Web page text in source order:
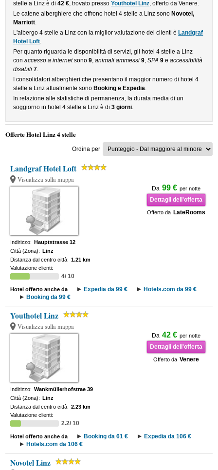
stelle a Linz è di42 €, trovato pressoYouthotel Linz, offerto da Venere.
Le catene alberghiere che offrono hotel 4 stelle a Linz sono Novotel,
Marriott.
L'albergo 4 stelle a Linz con la miglior valutazione dei clienti è Landgraf
Hotel Loft.
Per quanto riguarda le disponibilità di servizi, gli hotel 4 stelle a Linz
conaccesso a internetsono9,animali ammessi 9,SPA 9 eaccessibilità
disabili 7.
I consolidatori alberghieri che presentano il maggior numero di hotel 4
stelle a Linz attualmente sono Booking e Expedia.
In relazione alle statistiche di permanenza, la durata media di un
soggiorno in hotel 4 stelle a Linz è di3 giorni.
Offerte Hotel Linz 4 stelle
Ordina per
Landgraf Hotel Loft
Visualizza sulla mappa
Da 99 € per notte
Dettagli dell'offerta
Offerto da LateRooms
Indirizzo: Hauptstrasse 12
Città (Zona): Linz
Distanza dal centro città: 1.21 km
Valutazione clienti:
4/ 10
Hotel offerto anche da Expedia da 99 €
Hotels.com da 99 €
Booking da 99 €
Youthotel Linz
Visualizza sulla mappa
Da 42 € per notte
Dettagli dell'offerta
Offerto da Venere
Indirizzo: Wankmüllerhofstrae 39
Città (Zona): Linz
Distanza dal centro città: 2.23 km
Valutazione clienti:
2.2/ 10
Hotel offerto anche da Booking da 61 €
Expedia da 106 €
Hotels.com da 106 €
Novotel Linz